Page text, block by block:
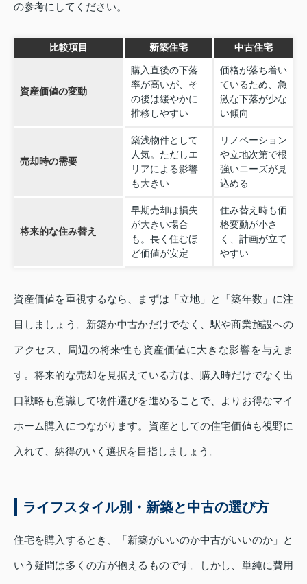
の参考にしてください。
比較項目 新築住宅 中古住宅
資産価値の変動
購入直後の下落
率が高いが、そ
の後は緩やかに
推移しやすい
価格が落ち着い
ているため、急
激な下落が少な
い傾向
売却時の需要
築浅物件として
人気。ただしエ
リアによる影響
も大きい
リノベーション
や立地次第で根
強いニーズが見
込める
将来的な住み替え
早期売却は損失
が大きい場合
も。長く住むほ
ど価値が安定
住み替え時も価
格変動が小さ
く、計画が立て
やすい
資産価値を重視するなら、まずは「立地」と「築年数」に注
目しましょう。新築か中古かだけでなく、駅や商業施設への
アクセス、周辺の将来性も資産価値に大きな影響を与えま
す。将来的な売却を見据えている方は、購入時だけでなく出
口戦略も意識して物件選びを進めることで、よりお得なマイ
ホーム購入につながります。資産としての住宅価値も視野に
入れて、納得のいく選択を目指しましょう。
ライフスタイル別・新築と中古の選び方
住宅を購入するとき、「新築がいいのか中古がいいのか」と
いう疑問は多くの方が抱えるものです。しかし、単純に費用